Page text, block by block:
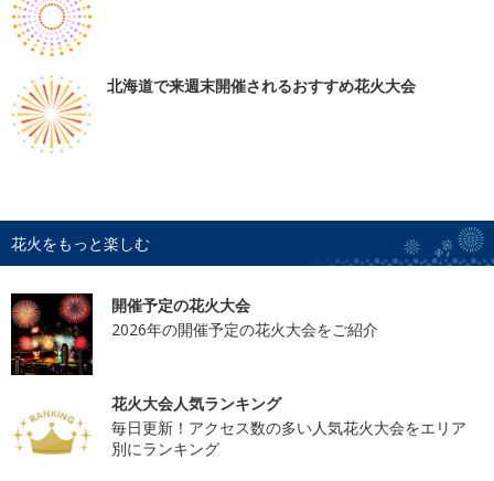
北海道で来週末開催されるおすすめ花火大会
花火をもっと楽しむ
開催予定の花火大会
2026年の開催予定の花火大会をご紹介
花火大会人気ランキング
毎日更新！アクセス数の多い人気花火大会をエリア
別にランキング